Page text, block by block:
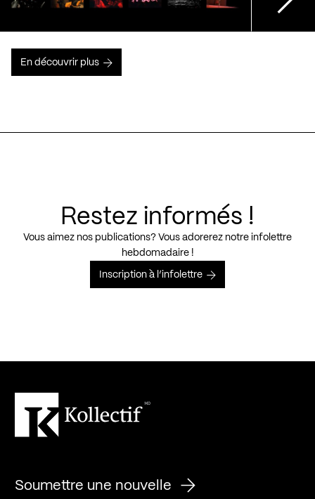
En découvrir plus
Restez informés !
Vous aimez nos publications? Vous adorerez notre infolettre
hebdomadaire !
Inscription à l’infolettre
Soumettre une nouvelle